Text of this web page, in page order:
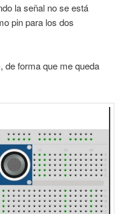
la señal no se está
pin para los dos
de forma que me queda